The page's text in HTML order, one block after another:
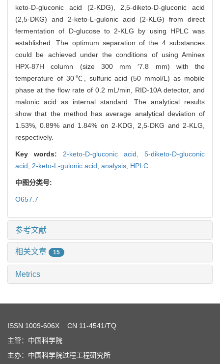
keto-D-gluconic acid (2-KDG), 2,5-diketo-D-gluconic acid
(2,5-DKG) and 2-keto-L-gulonic acid (2-KLG) from direct
fermentation of D-glucose to 2-KLG by using HPLC was
established. The optimum separation of the 4 substances
could be achieved under the conditions of using Aminex
HPX-87H column (size 300 mm ′7.8 mm) with the
temperature of 30℃, sulfuric acid (50 mmol/L) as mobile
phase at the flow rate of 0.2 mL/min, RID-10A detector, and
malonic acid as internal standard. The analytical results
show that the method has average analytical deviation of
1.53%, 0.89% and 1.84% on 2-KDG, 2,5-DKG and 2-KLG,
respectively.
Key words: 2-keto-D-gluconic acid, 5-diketo-D-gluconic
acid, 2-keto-L-gulonic acid, analysis, HPLC
中图分类号:
O657.7
参考文献
相关文章 15
Metrics
ISSN 1009-606X CN 11-4541/TQ
主管：中国科学院
主办：中国科学院过程工程研究所